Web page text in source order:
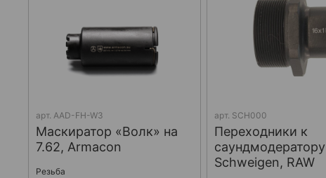
арт. AAD-FH-W3
Маскиратор «Волк» на
7.62, Armacon
Резьба
арт. SCH000
Переходники к
саундмодератору
Schweigen, RAW